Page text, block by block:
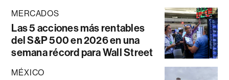
MERCADOS
Las 5 acciones más rentables
del S&P 500 en 2026 en una
semana récord para Wall Street
MÉXICO